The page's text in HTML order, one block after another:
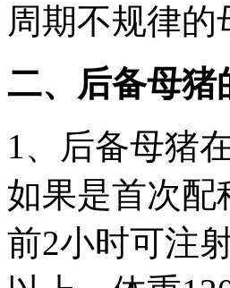
周期不规律
二、后备母猪
1、后备母猪
如果是首次配
前2小时可注